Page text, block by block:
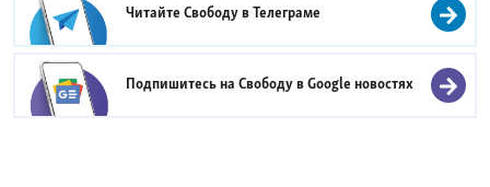
Читайте Свободу вТелеграме
Подпишитесь на Свободу вGoogle новостях